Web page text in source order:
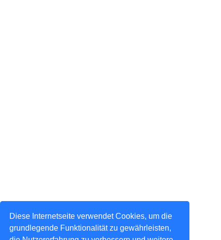
Diese Internetseite verwendet Cookies, um die
grundlegende Funktionalität zu gewährleisten,